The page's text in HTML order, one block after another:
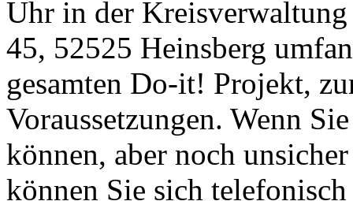
Uhr in der Kreisverwaltung
45, 52525 Heinsberg
gesamten Do-it! Projekt,
Voraussetzungen. Wenn
können, aber noch
können Sie sich